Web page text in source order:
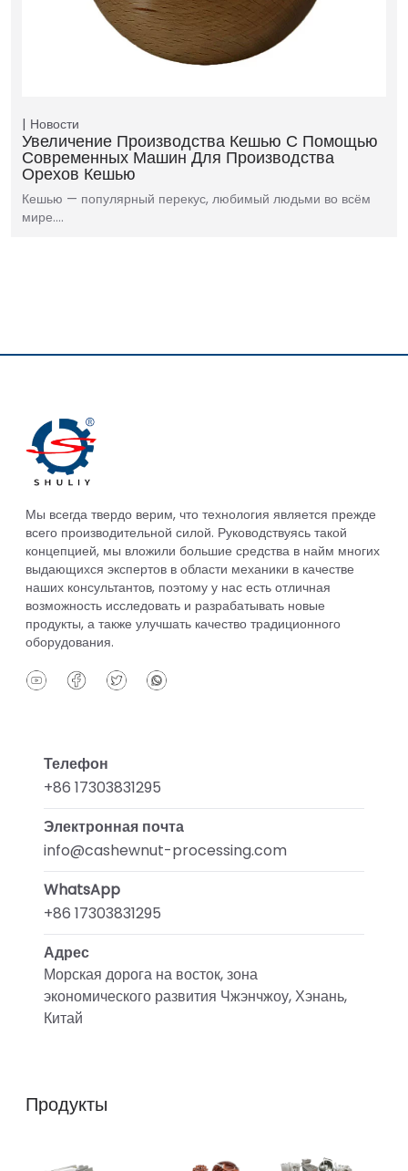
Новости
Увеличение Производства Кешью С Помощью
Современных Машин Для Производства
Орехов Кешью
Кешью — популярный перекус, любимый людьми во всём
мире.…
Мы всегда твердо верим, что технология является прежде
всего производительной силой. Руководствуясь такой
концепцией, мы вложили большие средства в найм многих
выдающихся экспертов в области механики в качестве
наших консультантов, поэтому у нас есть отличная
возможность исследовать и разрабатывать новые
продукты, а также улучшать качество традиционного
оборудования.
Телефон
+86 17303831295
Электронная почта
info@cashewnut-processing.com
WhatsApp
+86 17303831295
Адрес
Морская дорога на восток, зона
экономического развития Чжэнчжоу, Хэнань,
Китай
Продукты